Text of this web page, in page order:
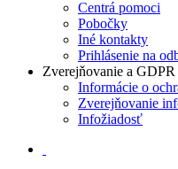
Centrá pomoci
Pobočky
Iné kontakty
Prihlásenie na
Zverejňovanie a GDPR
Informácie o
Zverejňovanie
Infožiadosť